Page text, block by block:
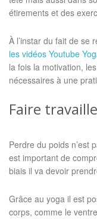
étirements et des
À l’instar du fait de se
les vidéos Youtube
la fois la motivation,
nécessaires à une
Faire
Perdre du poids n’est
est important de
biais il va devoir
Grâce au yoga il est
corps, comme le